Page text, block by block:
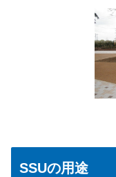
SSUの用途